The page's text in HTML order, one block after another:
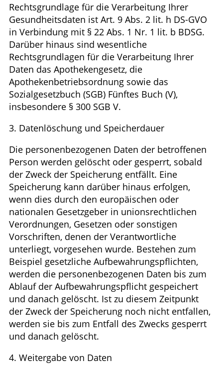
Rechtsgrundlage für die Verarbeitung Ihrer
Gesundheitsdaten ist Art. 9 Abs. 2 lit. h DS-GVO
in Verbindung mit § 22 Abs. 1 Nr. 1 lit. b BDSG.
Darüber hinaus sind wesentliche
Rechtsgrundlagen für die Verarbeitung Ihrer
Daten das Apothekengesetz, die
Apothekenbetriebsordnung sowie das
Sozialgesetzbuch (SGB) Fünftes Buch (V),
insbesondere § 300 SGB V.
3. Datenlöschung und Speicherdauer
Die personenbezogenen Daten der betroffenen
Person werden gelöscht oder gesperrt, sobald
der Zweck der Speicherung entfällt. Eine
Speicherung kann darüber hinaus erfolgen,
wenn dies durch den europäischen oder
nationalen Gesetzgeber in unionsrechtlichen
Verordnungen, Gesetzen oder sonstigen
Vorschriften, denen der Verantwortliche
unterliegt, vorgesehen wurde. Bestehen zum
Beispiel gesetzliche Aufbewahrungspflichten,
werden die personenbezogenen Daten bis zum
Ablauf der Aufbewahrungspflicht gespeichert
und danach gelöscht. Ist zu diesem Zeitpunkt
der Zweck der Speicherung noch nicht entfallen,
werden sie bis zum Entfall des Zwecks gesperrt
und danach gelöscht.
4. Weitergabe von Daten